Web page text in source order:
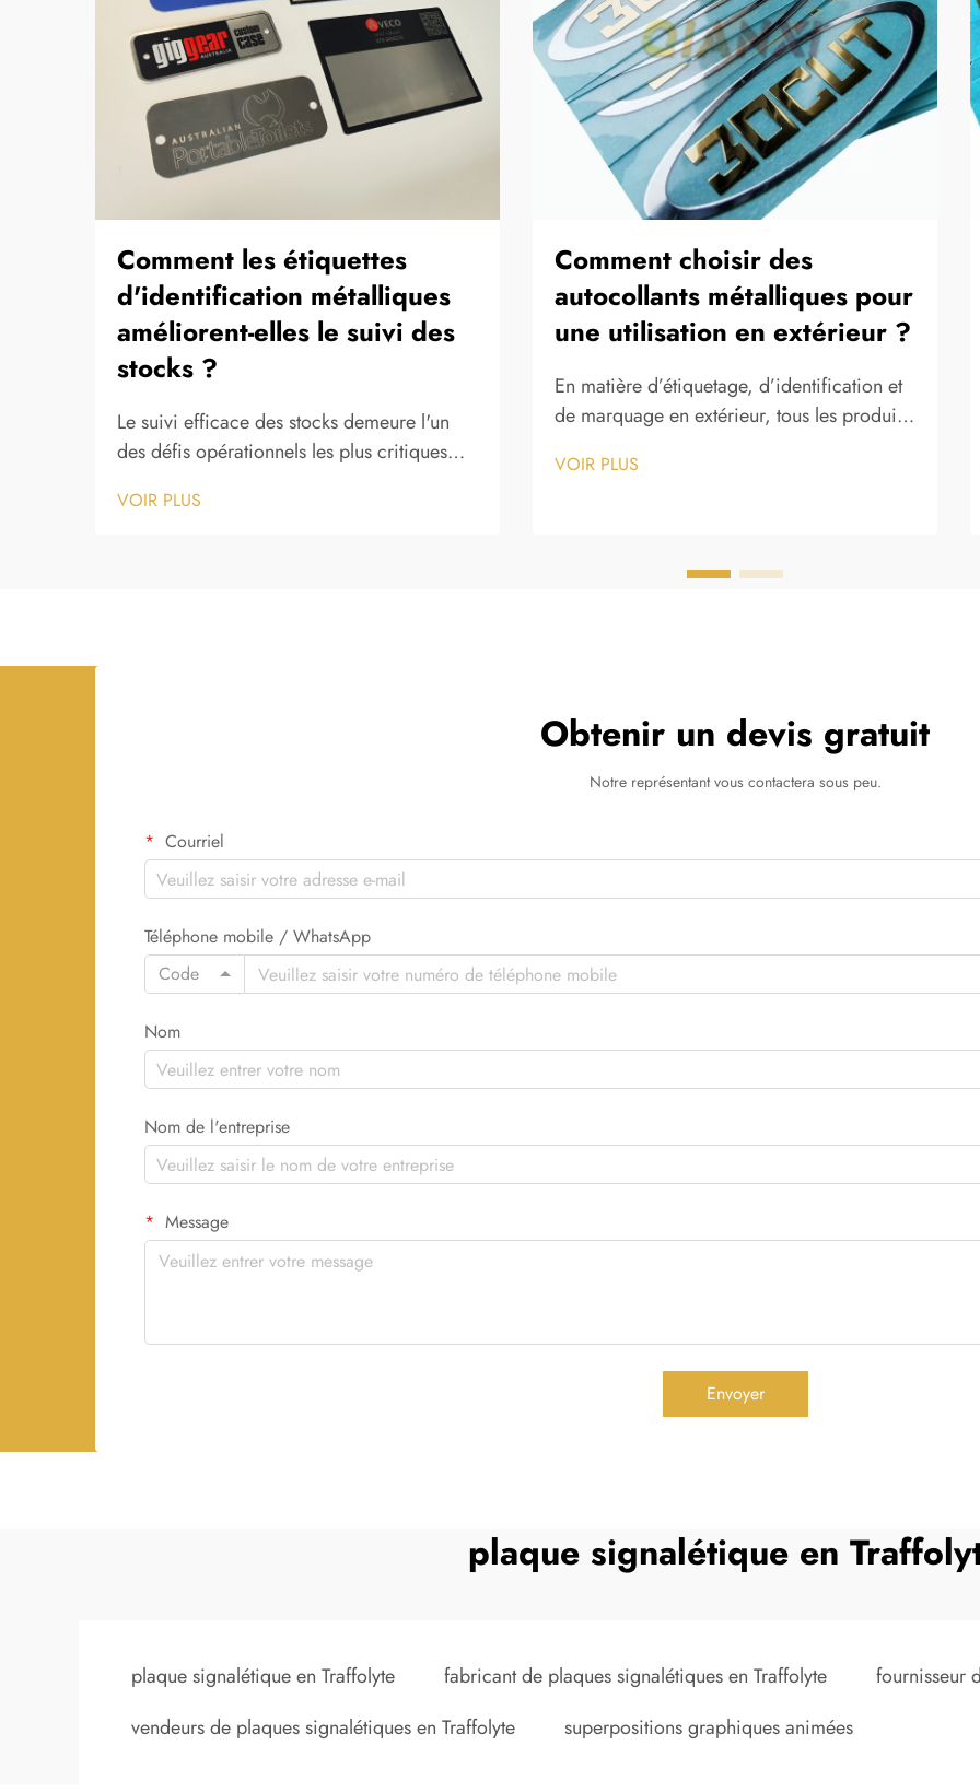
Comment les étiquettes
d'identification métalliques
améliorent-elles le suivi des
stocks ?
Le suivi efficace des stocks demeure l'un
des défis opérationnels les plus critiques
dans les secteurs de la fabrication, de la
VOIR PLUS
Comment choisir des
autocollants métalliques pour
une utilisation en extérieur ?
En matière d’étiquetage, d’identification et
de marquage en extérieur, tous les produits
performances face aux contraintes de
solution privilégiée dans une large gamme
VOIR PLUS
Obtenir un devis gratuit
Notre représentant vous contactera sous peu.
Courriel
Téléphone mobile / WhatsApp
Code
Nom
Nom de l'entreprise
Message
Envoyer
plaque signalétique en
plaque signalétique en Traffolyte fabricant de plaques signalétiques en Traffolyte
fournisseur
vendeurs de plaques signalétiques en Traffolyte
superpositions graphiques animées